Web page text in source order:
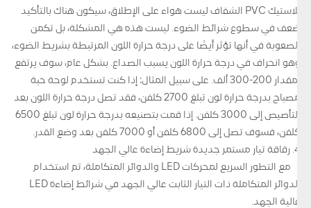
بلاستيك PVC الشفاف ليست هواء على الإطلاق، سيكون هناك بالتأكيد
ضعف في سطوع شرائط الضوء. ليست هذه هي المشكلة، بل تكمن
الصعوبة في أنها تؤثر أيضًا على درجة حرارة اللون المرتبطة بشريط الضوء،
وهو انحراف في درجة حرارة اللون يسبب الصداع. بشكل عام، سوف يرتفع
بمقدار 200-300 ألف. على سبيل المثال: إذا كنت تستخدم لوحة حبة
مصباح بدرجة حرارة لون تبلغ 2700 كلفن، فقد تصل درجة حرارة اللون بعد
التأصيص إلى 3000 كلفن. إذا قمت بتصنيعه بدرجة حرارة لون تبلغ 6500
كلفن، فسوف تصل إلى 6800 كلفن أو 7000 كلفن بعد وضع القدر.
مع التطور السريع لمحركات LED والدوائر المتكاملة، تم استخدام
الدوائر المتكاملة ذات التيار الثابت عالي الجهد في شرائط إضاءة LED
عالية الجهد.